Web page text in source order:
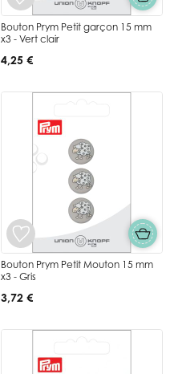
Bouton Prym Petit garçon 15 mm
x3 - Vert clair
4,25 €
Bouton Prym Petit Mouton 15 mm
x3 - Gris
3,72 €